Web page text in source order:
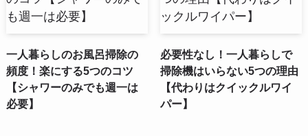
一人暮らしのお風呂掃除の
頻度！楽にする5つのコツ
【シャワーのみでも週一は
必要】
必要性なし！一人暮らしで
掃除機はいらない5つの理由
【代わりはクイックルワイ
パー】